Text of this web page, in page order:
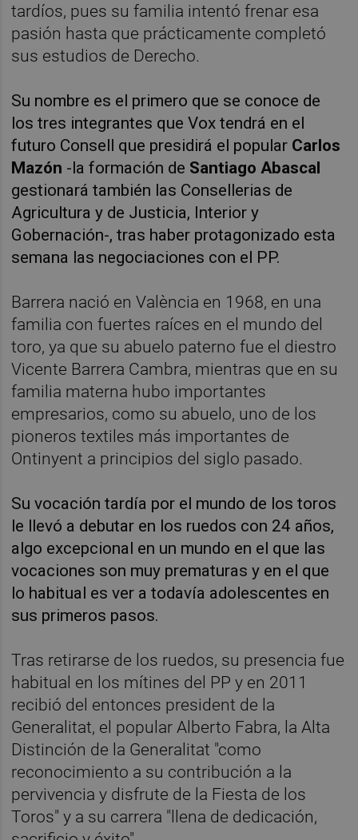
tardíos, pues su familia intentó frenar esa
pasión hasta que prácticamente completó
sus estudios de Derecho.
Su nombre es el primero que se conoce de
los tres integrantes que Vox tendrá en el
futuro Consell que presidirá el popular Carlos
Mazón -la formación de Santiago Abascal
gestionará también las Consellerias de
Agricultura y de Justicia, Interior y
Gobernación-, tras haber protagonizado esta
semana las negociaciones con el PP.
Barrera nació en València en 1968, en una
familia con fuertes raíces en el mundo del
toro, ya que su abuelo paterno fue el diestro
Vicente Barrera Cambra, mientras que en su
familia materna hubo importantes
empresarios, como su abuelo, uno de los
pioneros textiles más importantes de
Ontinyent a principios del siglo pasado.
Su vocación tardía por el mundo de los toros
le llevó a debutar en los ruedos con 24 años,
algo excepcional en un mundo en el que las
vocaciones son muy prematuras y en el que
lo habitual es ver a todavía adolescentes en
sus primeros pasos.
Tras retirarse de los ruedos, su presencia fue
habitual en los mítines del PP y en 2011
recibió del entonces president de la
Generalitat, el popular Alberto Fabra, la Alta
Distinción de la Generalitat "como
reconocimiento a su contribución a la
pervivencia y disfrute de la Fiesta de los
Toros" y a su carrera "llena de dedicación,